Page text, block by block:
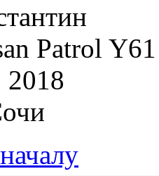
Patrol
2018